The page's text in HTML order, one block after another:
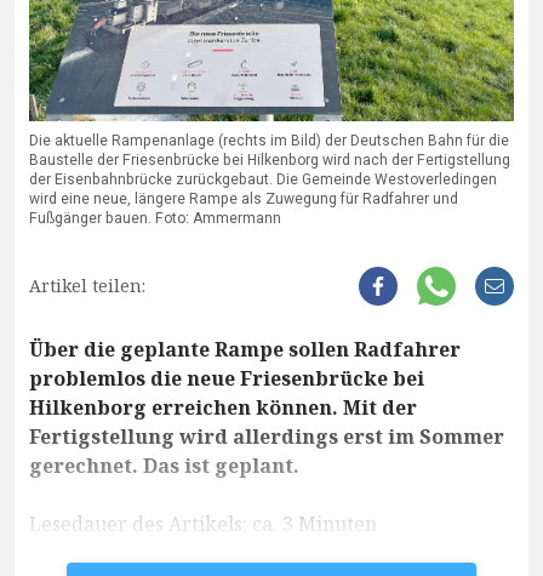
Die aktuelle Rampenanlage (rechts im Bild) der Deutschen Bahn für die
Baustelle der Friesenbrücke bei Hilkenborg wird nach der Fertigstellung
der Eisenbahnbrücke zurückgebaut. Die Gemeinde Westoverledingen
wird eine neue, längere Rampe als Zuwegung für Radfahrer und
Fußgänger bauen. Foto: Ammermann
Artikel teilen:
Über die geplante Rampe sollen Radfahrer
problemlos die neue Friesenbrücke bei
Hilkenborg erreichen können. Mit der
Fertigstellung wird allerdings erst im Sommer
gerechnet. Das ist geplant.
Lesedauer des Artikels: ca. 3 Minuten